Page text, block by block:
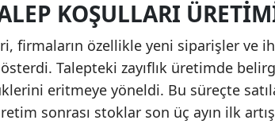
KOŞULLARI
firmaların özellikle yeni siparişler ve
Talepteki zayıflık üretimde
eritmeye yöneldi. Bu süreçte
sonrası stoklar son üç ayın ilk